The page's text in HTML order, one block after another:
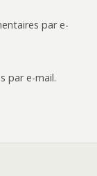
par e-
par e-mail.